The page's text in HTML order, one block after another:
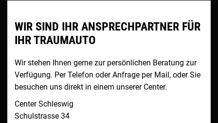
WIR SIND IHR ANSPRECHPARTNER FÜR
IHR TRAUMAUTO
Wir stehen Ihnen gerne zur persönlichen Beratung zur
Verfügung. Per Telefon oder Anfrage per Mail, oder Sie
besuchen uns direkt in einem unserer Center.
Center Schleswig
Schulstrasse 34